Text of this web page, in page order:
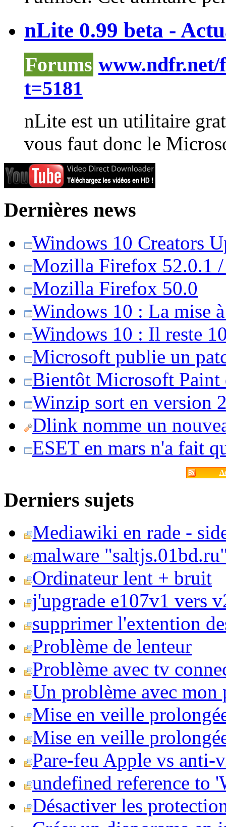
nLite 0.99 beta -
Forums www.ndfr.net/
t=5181
nLite est un utilitaire
vous faut donc le
Dernières news
Windows 10 Creators
Mozilla Firefox 52.0.1
Mozilla Firefox 50.0
Windows 10 : La mise
Windows 10 : Il reste
Microsoft publie un
Bientôt Microsoft Paint
Winzip sort en version
Dlink nomme un
ESET en mars n'a fait
Derniers sujets
Mediawiki en rade -
malware
Ordinateur lent + bruit
j'upgrade e107v1 vers
supprimer l'extention
Problème de lenteur
Problème avec tv
Un problème avec mon
Mise en veille
Mise en veille
Pare-feu Apple vs anti-
undefined reference to
Désactiver les